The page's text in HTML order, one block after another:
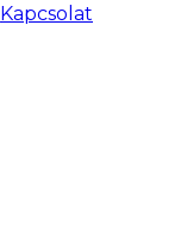
Kapcsolat